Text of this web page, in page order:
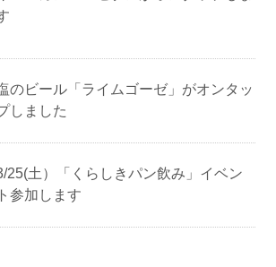
のビール「ライムゴーゼ」がオンタッ
しました
25(土）「くらしきパン飲み」イベン
ト参加します